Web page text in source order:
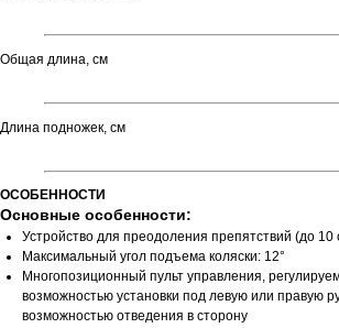
Общая длина, см
Длина подножек, см
ОСОБЕННОСТИ
Основные особенности:
Устройство для преодоления препятствий (до 10
Максимальный угол подъема коляски: 12°
Многопозиционный пульт управления,
возможностью установки под левую или правую
возможностью отведения в сторону